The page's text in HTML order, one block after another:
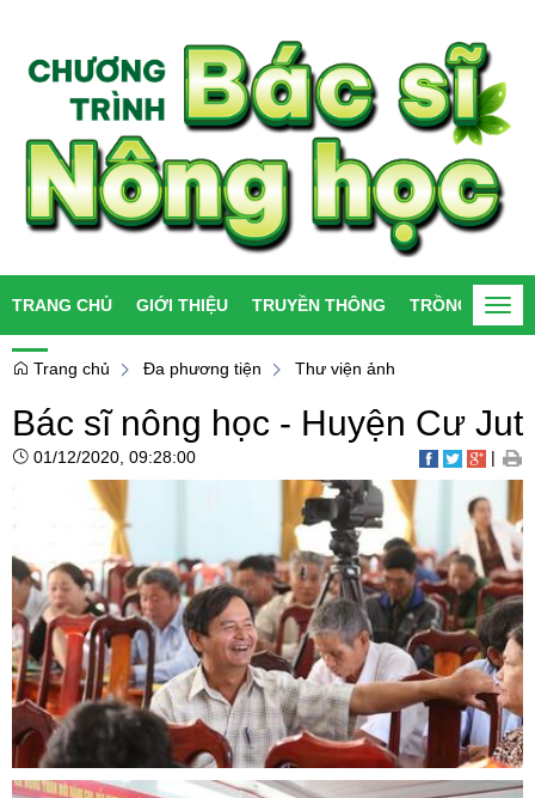
TRANG CHỦ GIỚI THIỆU TRUYỀN THÔNG TRỒNG TRỌT
Trang chủ Đa phương tiện Thư viện ảnh
Bác sĩ nông học - Huyện Cư Jut
01/12/2020, 09:28:00 |